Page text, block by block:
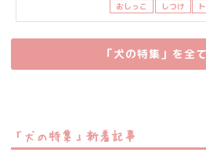
おしっこ しつけ
「犬の特集」を全
「犬の特集」新着記事